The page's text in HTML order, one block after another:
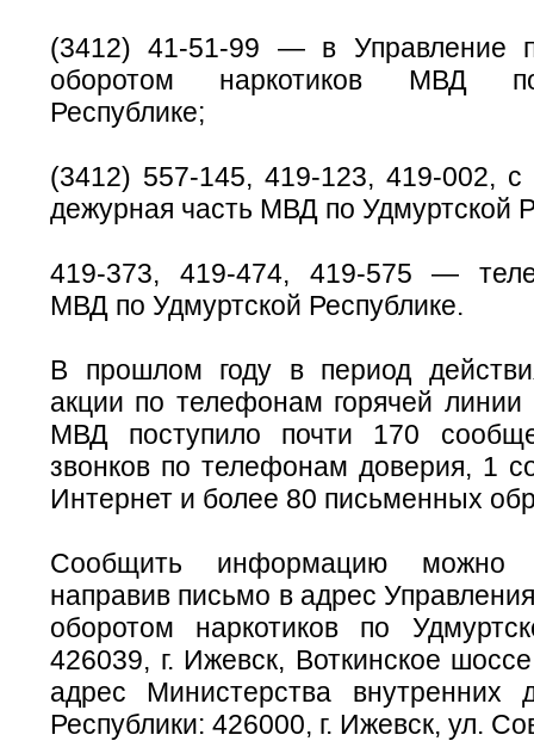
(3412) 41-51-99 — в Управление
оборотом наркотиков МВД
Республике;
(3412) 557-145, 419-123, 419-002,
дежурная часть МВД по Удмуртской
419-373, 419-474, 419-575 —
МВД по Удмуртской Республике.
В прошлом году в период
акции по телефонам горячей линии
МВД поступило почти 170
звонков по телефонам доверия, 1
Интернет и более 80 письменных
Сообщить информацию можно
направив письмо в адрес
оборотом наркотиков по
426039, г. Ижевск, Воткинское
адрес Министерства внутренних
Республики: 426000, г. Ижевск, ул.